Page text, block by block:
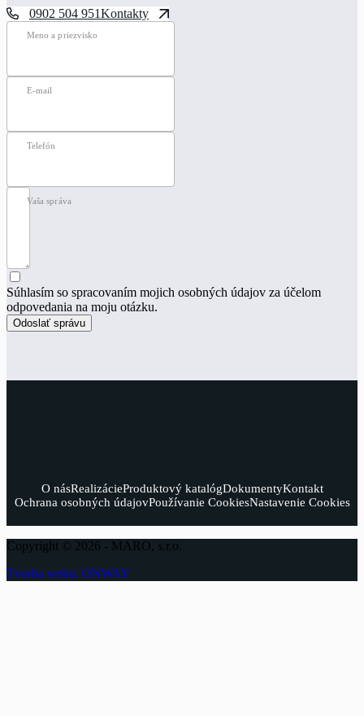
0902 504 951Kontakty
Meno a priezvisko
E-mail
Telefón
Vaša správa
Súhlasím so spracovaním mojich osobných údajov za účelom
odpovedania na moju otázku.
Odoslať správu
O násRealizácieProduktový katalógDokumentyKontakt
Ochrana osobných údajovPoužívanie CookiesNastavenie Cookies
Copyright © 2026 - MARO, s.r.o.
Tvorba webu: ONWAY